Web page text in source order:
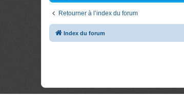
Retourner à l’index du forum
Index du forum